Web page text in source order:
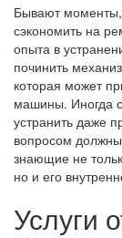
Бывают моменты,
сэкономить на
опыта в
починить
которая может
машины. Иногда
устранить даже
вопросом
знающие не
но и его
Услуги